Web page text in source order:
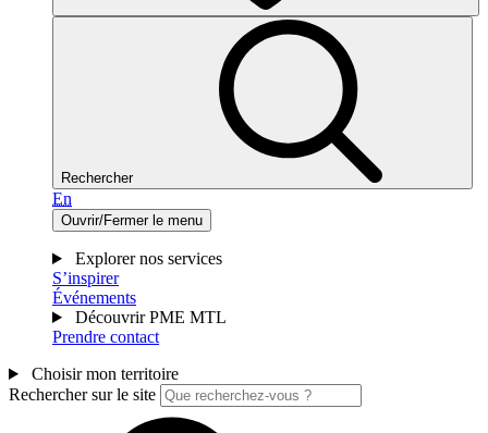
Rechercher
En
Ouvrir/Fermer le menu
Explorer nos services
S’inspirer
Événements
Découvrir PME MTL
Prendre contact
Choisir mon territoire
Rechercher sur le site